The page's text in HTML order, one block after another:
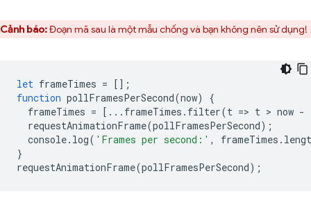
Cảnh báo:Đoạn mã sau là một mẫu chống và bạn không nên sử dụng!
let frameTimes = [];
function pollFramesPerSecond(now)
{
frameTimes = [... frameTimes . filter(t => t > now -
requestAnimationFrame(pollFramesPerSecond);
console. log( 'Frames per second:' , frameTimes .
}
requestAnimationFrame(pollFramesPerSecond);